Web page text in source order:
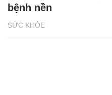
SỨC KHỎE
bệnh nền